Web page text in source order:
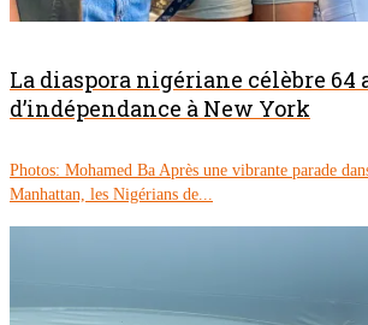
La diaspora nigériane célèbre 64
d’indépendance à New York
Photos: Mohamed Ba Après une vibrante parade
Manhattan, les Nigérians de...